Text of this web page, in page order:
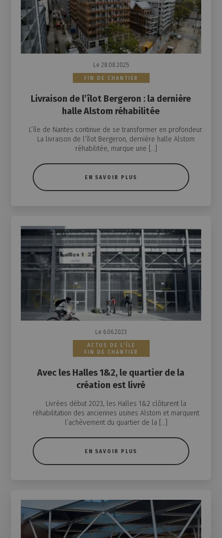
Le 28.08.2025
FIN DE CHANTIER
Livraison de l’îlot Bergeron : la dernière
halle Alstom réhabilitée
L’île de Nantes continue de se transformer en profondeur.
La livraison de l’îlot Bergeron, dernière halle Alstom
réhabilitée, marque une […]
EN SAVOIR PLUS
Le 6.06.2023
ACTUS DE L'ÎLE
FIN DE CHANTIER
Avec les Halles 1&2, le quartier de la
création est livré
Livrées début 2023, les Halles 1&2 clôturent la
réhabilitation des anciennes usines Alstom et marquent
l’achèvement du quartier de la […]
EN SAVOIR PLUS